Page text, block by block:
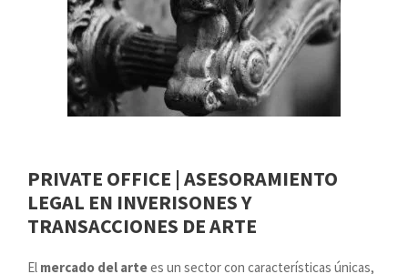
PRIVATE OFFICE | ASESORAMIENTO
LEGAL EN INVERISONES Y
TRANSACCIONES DE ARTE
El mercado del artees un sector con características únicas,